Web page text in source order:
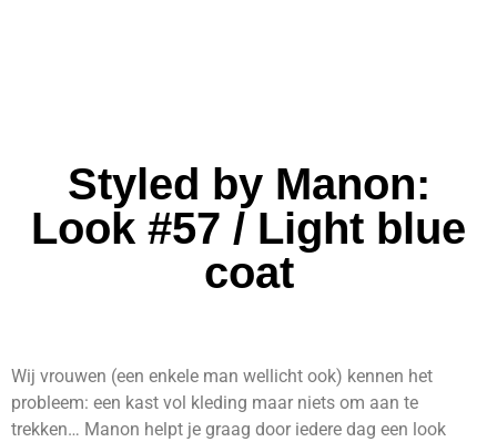
Styled by Manon:
Look #57 / Light blue
coat
Wij vrouwen (een enkele man wellicht ook) kennen het
probleem: een kast vol kleding maar niets om aan te
trekken… Manon helpt je graag door iedere dag een look